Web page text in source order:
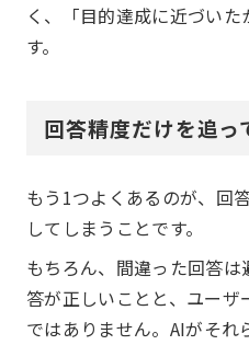
く、「目的達成に近づい
す。
回答精度だけを追っ
もう1つよくあるのが、回
してしまうことです。
もちろん、間違った回答
答が正しいことと、ユー
ではありません。AIがそれ